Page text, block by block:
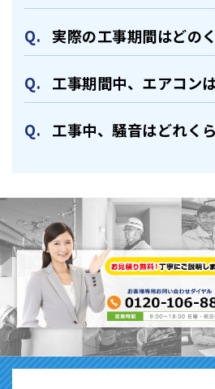
実際の⼯事期間はどの
⼯事期間中、エアコン
⼯事中、騒⾳はどれく